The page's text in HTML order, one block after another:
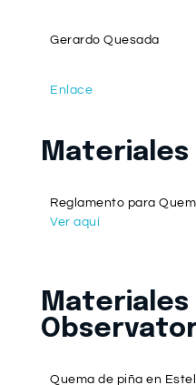
Gerardo Quesada
Enlace
Materiales
Reglamento para
Ver aquí
Materiales
Quema de piña en